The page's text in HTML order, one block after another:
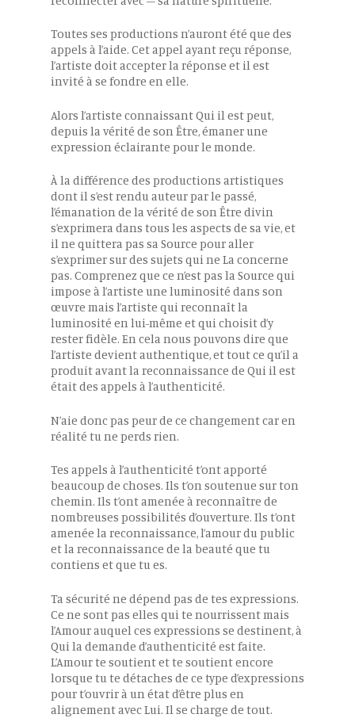
Toutes ses productions n’auront été que des
appels à l’aide. Cet appel ayant reçu réponse,
l’artiste doit accepter la réponse et il est
invité à se fondre en elle.
Alors l’artiste connaissant Qui il est peut,
depuis la vérité de son Être, émaner une
expression éclairante pour le monde.
À la différence des productions artistiques
dont il s’est rendu auteur par le passé,
l’émanation de la vérité de son Être divin
s’exprimera dans tous les aspects de sa vie, et
il ne quittera pas sa Source pour aller
s’exprimer sur des sujets qui ne La concerne
pas. Comprenez que ce n’est pas la Source qui
impose à l’artiste une luminosité dans son
œuvre mais l’artiste qui reconnaît la
luminosité en lui-même et qui choisit d’y
rester fidèle. En cela nous pouvons dire que
l’artiste devient authentique, et tout ce qu’il a
produit avant la reconnaissance de Qui il est
était des appels à l’authenticité.
N’aie donc pas peur de ce changement car en
réalité tu ne perds rien.
Tes appels à l’authenticité t’ont apporté
beaucoup de choses. Ils t’on soutenue sur ton
chemin. Ils t’ont amenée à reconnaître de
nombreuses possibilités d’ouverture. Ils t’ont
amenée la reconnaissance, l’amour du public
et la reconnaissance de la beauté que tu
contiens et que tu es.
Ta sécurité ne dépend pas de tes expressions.
Ce ne sont pas elles qui te nourrissent mais
l’Amour auquel ces expressions se destinent, à
Qui la demande d’authenticité est faite.
L’Amour te soutient et te soutient encore
lorsque tu te détaches de ce type d’expressions
pour t’ouvrir à un état d’être plus en
alignement avec Lui. Il se charge de tout.